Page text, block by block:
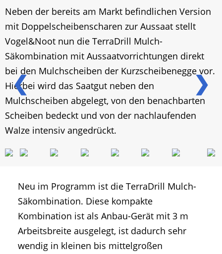
❮ ❯
Neben der bereits am Markt befindlichen Version
mit Doppelscheibenscharen zur Aussaat stellt
Vogel&Noot nun die TerraDrill Mulch-
Säkombination mit Aussaatvorrichtungen direkt
bei den Mulchscheiben der Kurzscheibenegge vor.
Hierbei wird das Saatgut neben den
Mulchscheiben abgelegt, von den benachbarten
Scheiben bedeckt und von der nachlaufenden
Walze intensiv angedrückt.
Neu im Programm ist die TerraDrill Mulch-
Säkombination. Diese kompakte
Kombination ist als Anbau-Gerät mit 3 m
Arbeitsbreite ausgelegt, ist dadurch sehr
wendig in kleinen bis mittelgroßen